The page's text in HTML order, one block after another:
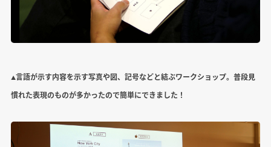
▲言語が示す内容を示す写真や図、記号などと結ぶワークショップ。普段見
慣れた表現のものが多かったので簡単にできました！